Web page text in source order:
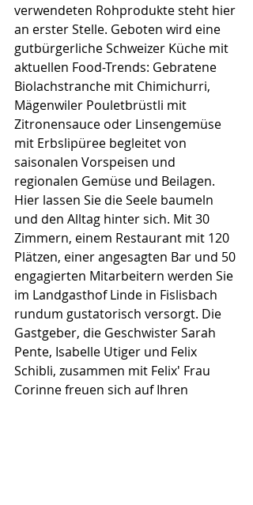
verwendeten Rohprodukte steht hier
an erster Stelle. Geboten wird eine
gutbürgerliche Schweizer Küche mit
aktuellen Food-Trends: Gebratene
Biolachstranche mit Chimichurri,
Mägenwiler Pouletbrüstli mit
Zitronensauce oder Linsengemüse
mit Erbslipüree begleitet von
saisonalen Vorspeisen und
regionalen Gemüse und Beilagen.
Hier lassen Sie die Seele baumeln
und den Alltag hinter sich. Mit 30
Zimmern, einem Restaurant mit 120
Plätzen, einer angesagten Bar und 50
engagierten Mitarbeitern werden Sie
im Landgasthof Linde in Fislisbach
rundum gustatorisch versorgt. Die
Gastgeber, die Geschwister Sarah
Pente, Isabelle Utiger und Felix
Schibli, zusammen mit Felix' Frau
Corinne freuen sich auf Ihren